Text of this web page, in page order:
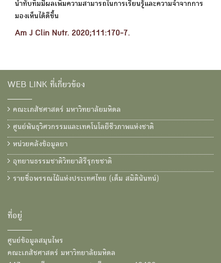
น้ำทับทิมมีผลเพิ่มความสามารถในการเรียนรู้และความจำจากการ
มองเห็นได้ดีขึ้น
Am J Clin Nutr. 2020;111:170-7.
WEB LINK ที่เกี่ยวข้อง
คณะเภสัชศาสตร์ มหาวิทยาลัยมหิดล
ศูนย์พันธุวิศวกรรมและเทคโนโลยีชีวภาพแห่งชาติ
หน่วยคลังข้อมูลยา
อุทยานธรรมชาติวิทยาสิรีรุกขชาติ
รายชื่อพรรณไม้แห่งประเทศไทย (เต็ม สมิตินันทน์)
ที่อยู่
ศูนย์ข้อมูลสมุนไพร
คณะเภสัชศาสตร์ มหาวิทยาลัยมหิดล